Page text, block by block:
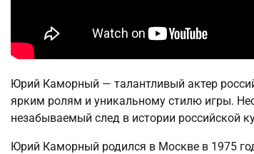
Юрий Каморный — талантливый актер
ярким ролям и уникальному стилю игры.
незабываемый след в истории российской
Юрий Каморный родился в Москве в 1975